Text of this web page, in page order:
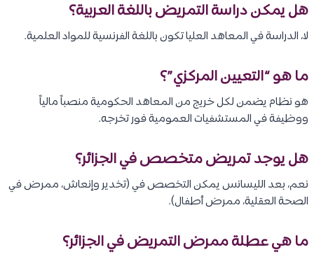
هل يمكن دراسة التمريض باللغة العربية؟
لا، الدراسة في المعاهد العليا تكون باللغة الفرنسية للمواد العلمية.
ما هو “التعيين المركزي”؟
هو نظام يضمن لكل خريج من المعاهد الحكومية منصباً مالياً
ووظيفة في المستشفيات العمومية فور تخرجه.
هل يوجد تمريض متخصص في الجزائر؟
نعم، بعد الليسانس يمكن التخصص في (تخدير وإنعاش، ممرض في
الصحة العقلية، ممرض أطفال).
ما هي عطلة ممرض التمريض في الجزائر؟